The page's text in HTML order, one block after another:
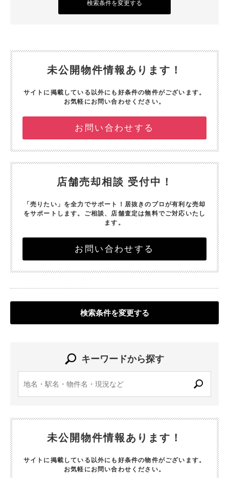
検索条件を変更する
未公開物件情報あります！
サイトに掲載している以外にも好条件の物件がございます。
お気軽にお問い合わせください。
お問い合わせする
店舗売却相談 受付中！
「売りたい」を全力でサポート！ 居抜きのプロが有利な売却
をサポートします。 ご相談、店舗査定は無料でご対応いたし
ます。
お問い合わせする
検索条件を変更する
キーワードから探す
未公開物件情報あります！
サイトに掲載している以外にも好条件の物件がございます。
お気軽にお問い合わせください。